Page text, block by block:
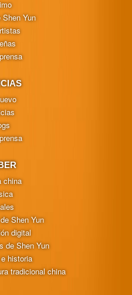
Yun
china
Shen Yun
digital
de Shen Yun
historia
tradicional china